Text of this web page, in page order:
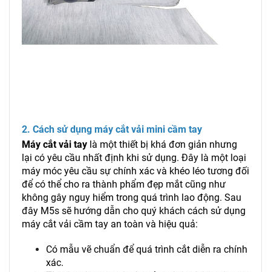
2. Cách sử dụng máy cắt vải mini cầm tay
Máy cắt vải tay là một thiết bị khá đơn giản nhưng
lại có yêu cầu nhất định khi sử dụng. Đây là một loại
máy móc yêu cầu sự chính xác và khéo léo tương đối
để có thể cho ra thành phẩm đẹp mắt cũng như
không gây nguy hiểm trong quá trình lao động. Sau
đây M5s sẽ hướng dẫn cho quý khách cách sử dụng
máy cắt vải cầm tay an toàn và hiệu quả:
Có mẫu vẽ chuẩn để quá trình cắt diễn ra chính
xác.